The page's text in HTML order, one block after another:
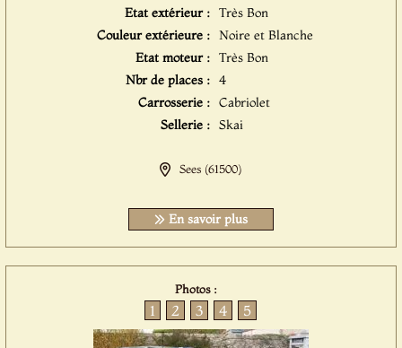
Etat extérieur : Très Bon
Couleur extérieure : Noire et Blanche
Etat moteur : Très Bon
Nbr de places : 4
Carrosserie : Cabriolet
Sellerie : Skai
Sees (61500)
En savoir plus
Photos :
1 2 3 4 5